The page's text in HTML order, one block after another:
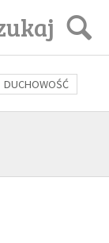
DUCHOWOŚĆ
ŚWIĘCI SEKS